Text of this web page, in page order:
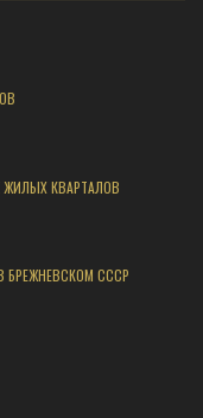
ЖИЛЫХ КВАРТАЛОВ
БРЕЖНЕВСКОМ СССР